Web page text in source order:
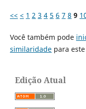
<< < 1 2 3 4 5 6 7 8 9
Você também pode
similaridadepara
Edição Atual